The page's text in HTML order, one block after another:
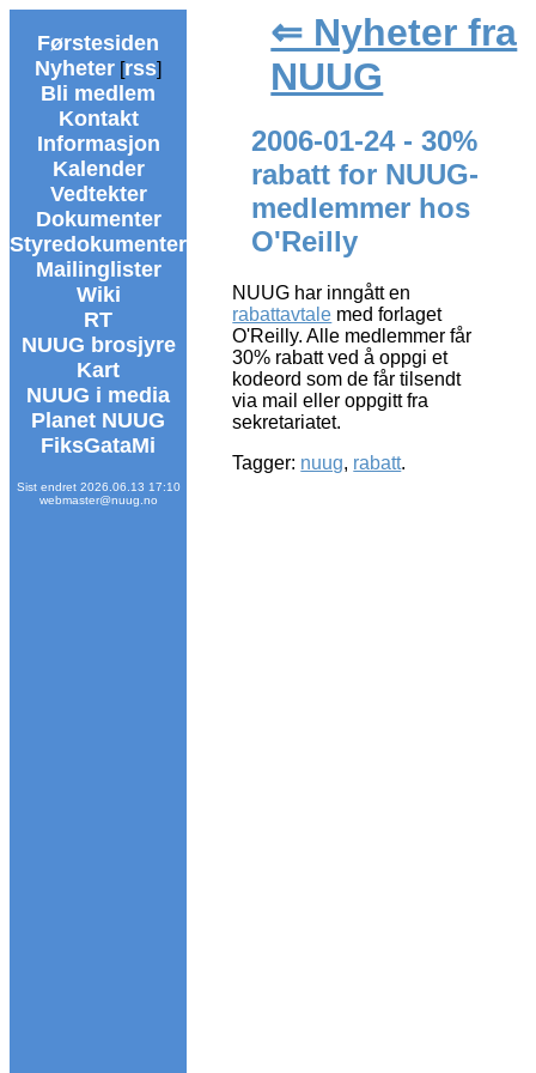
Førstesiden
Nyheter [rss]
Bli medlem
Kontakt
Informasjon
Kalender
Vedtekter
Dokumenter
Styredokumenter
Mailinglister
Wiki
RT
NUUG brosjyre
Kart
NUUG i media
Planet NUUG
FiksGataMi
Sist endret 2026.06.13 17:10
webmaster@nuug.no
⇐ Nyheter fra
NUUG
2006-01-24 - 30%
rabatt for NUUG-
medlemmer hos
O'Reilly
NUUG har inngått en
rabattavtale med forlaget
O'Reilly. Alle medlemmer får
30% rabatt ved å oppgi et
kodeord som de får tilsendt
via mail eller oppgitt fra
sekretariatet.
Tagger: nuug, rabatt.